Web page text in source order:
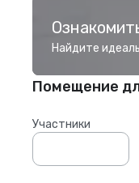
Найдите
Помещение
Участники